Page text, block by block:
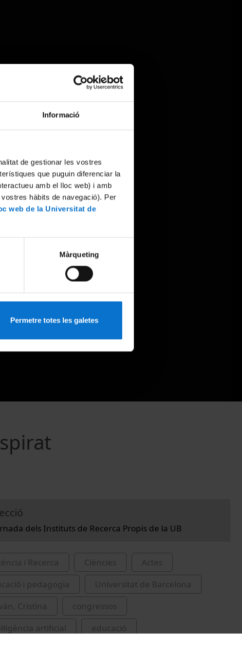
Informació
de gestionar les vostres
que puguin diferenciar la
amb el lloc web) i amb
hàbits de navegació). Per
web de la Universitat de
Màrqueting
Permetre totes les galetes
dels Instituts de Recerca Propis de la UB
i Recerca Ciències
Actes
i pedagogia
Universitat de Barcelona
Cristina
congressos
artificial
educació